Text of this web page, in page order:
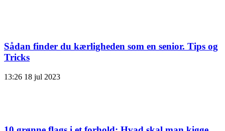
Sådan finder du kærligheden som en senior. Tips og
Tricks
13:26 18 jul 2023